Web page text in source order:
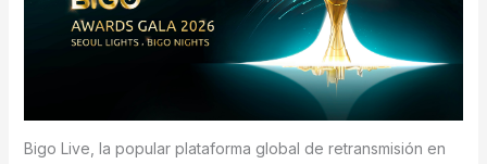
Bigo Live, la popular plataforma global de retransmisión en